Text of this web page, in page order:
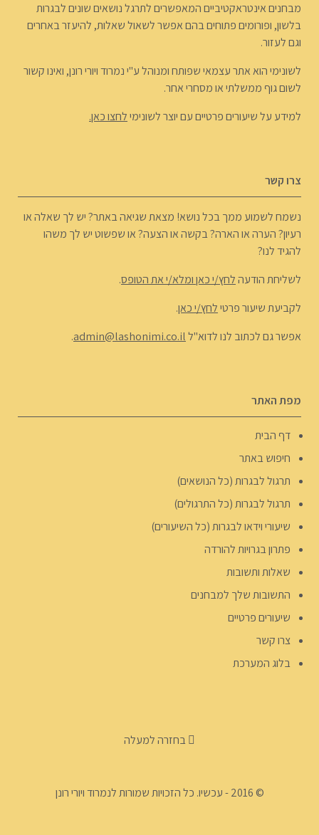
מבחנים אינטראקטיביים המאפשרים לתרגל נושאים שונים לבגרות
בלשון, ופורומים פתוחים בהם אפשר לשאול שאלות, להיעזר באחרים
וגם לעזור.
לשונימי הוא אתר עצמאי שפותח ומנוהל ע"י נמרוד ויורי רונן, ואינו קשור
לשום גוף ממשלתי או מסחרי אחר.
למידע על שיעורים פרטיים עם יוצר לשונימילחצו כאן.
צרו קשר
נשמח לשמוע ממך בכל נושא! מצאת שגיאה באתר? יש לך שאלה או
רעיון? הערה או הארה? בקשה או הצעה? או שפשוט יש לך משהו
להגיד לנו?
לשליחת הודעהלחץ/י כאן ומלא/י את הטופס.
לקביעת שיעור פרטילחץ/י כאן.
אפשר גם לכתוב לנו לדוא"לadmin@lashonimi.co.il
.
מפת האתר
דף הבית
חיפוש באתר
תרגול לבגרות (כל הנושאים)
תרגול לבגרות (כל התרגולים)
שיעורי וידאו לבגרות (כל השיעורים)
פתרון בגרויות להורדה
שאלות ותשובות
התשובות שלך למבחנים
שיעורים פרטיים
צרו קשר
בלוג המערכת
בחזרה למעלה
© 2016 - עכשיו. כל הזכויות שמורות לנמרוד ויורי רונן